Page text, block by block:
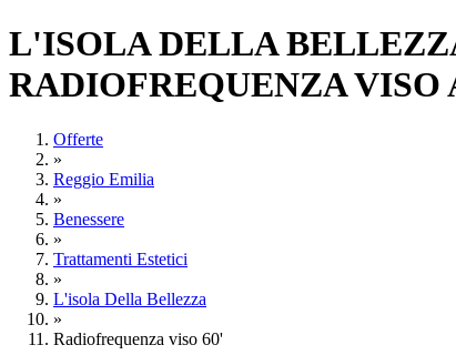
L'ISOLA DELLA
RADIOFREQUENZA VISO
Offerte
»
Reggio Emilia
»
Benessere
»
Trattamenti Estetici
»
L'isola Della Bellezza
»
Radiofrequenza viso 60'